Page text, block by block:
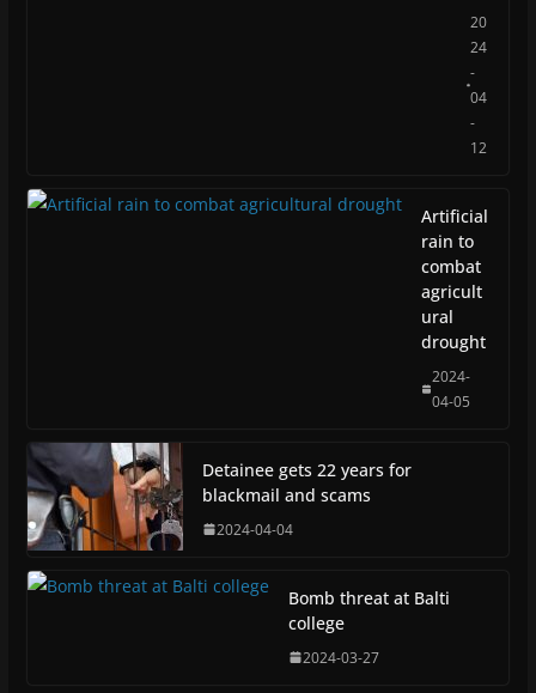
20
24
-
04
-
12
Artificial
rain to
combat
agricult
ural
drought
2024-
04-05
Detainee gets 22 years for
blackmail and scams
2024-04-04
Bomb threat at Balti
college
2024-03-27